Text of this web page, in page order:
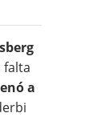
falta
a